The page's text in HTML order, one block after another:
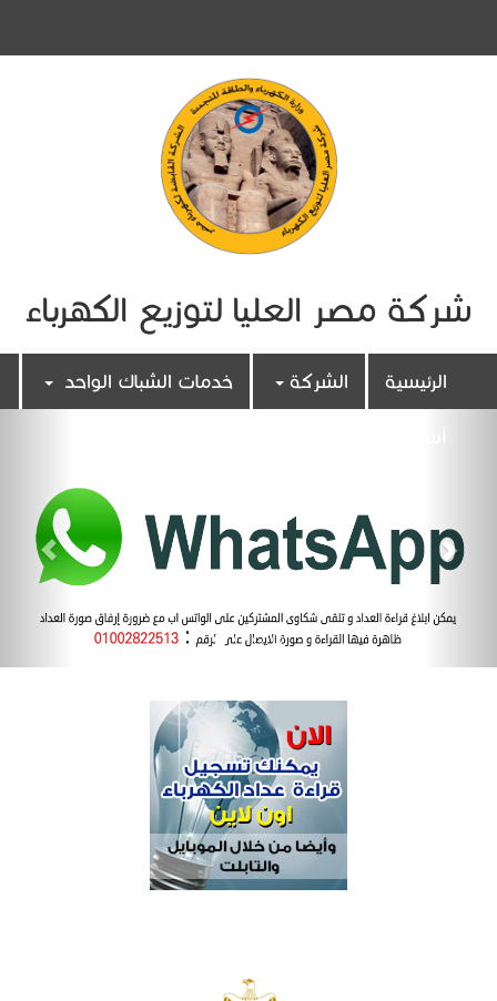
شركة مصر العليا لتوزيع الكهرباء
الرئيسية الشركة خدمات الشباك الواحد